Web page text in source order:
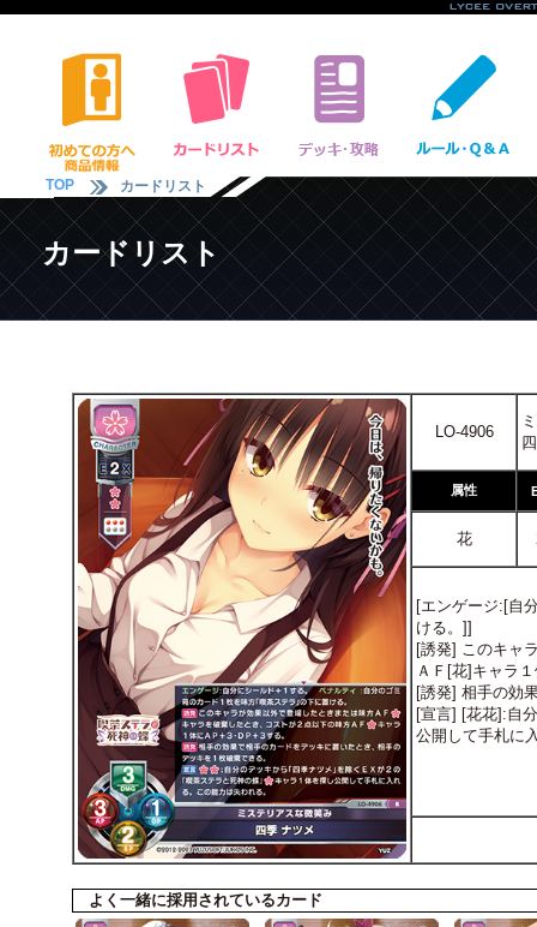
TOP カードリスト
カードリスト
LO-4906
属性
花
[エンゲージ:[自
ける。]]
[誘発] このキャ
ＡＦ[花]キャラ
[誘発] 相手の効
[宣言] [花花]:自
公開して手札に
よく一緒に採用されているカード